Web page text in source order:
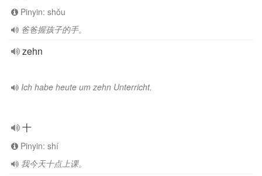
Pinyin: shǒu
爸爸握孩子的手。
zehn
Ich habe heute um zehn Unterricht.
十
Pinyin: shí
我今天十点上课。